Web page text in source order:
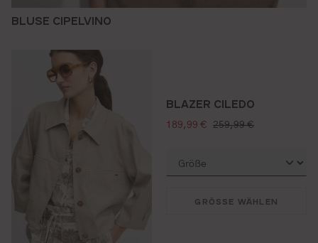
BLUSE CIPELVINO
BLAZER CILEDO
verkaufspreis:
189,99 € regulärer preis:
259,99 €
GRÖSSE WÄHLEN